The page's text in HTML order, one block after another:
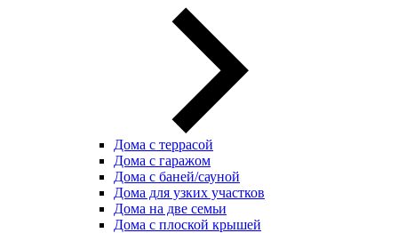
Дома с террасой
Дома с гаражом
Дома с баней/сауной
Дома для узких участков
Дома на две семьи
Дома с плоской крышей